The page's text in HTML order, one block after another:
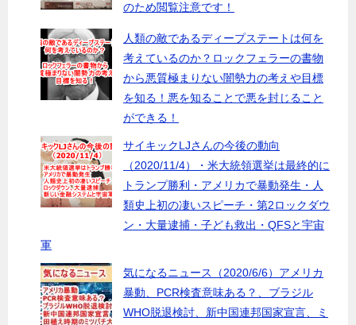
のため閲覧注意です！
人類の敵であるディープステートは何を
考えているのか？ロックフェラーの書物
から悪質極まりない闇勢力の考えや目標
を知る！悪を知ることで悪を封じること
ができる！
サイキックLJさんの今後の動向
（2020/11/4）・米大統領選挙は最終的に
トランプ勝利・アメリカで暴動発生・人
類史上初の凄いスピーチ・第2ロックダウ
ン・大量逮捕・子ども救出・QFSと宇宙
軍
気になるニュース（2020/6/6）アメリカ
暴動、PCR検査意味ある？、ブラジル
WHO脱退検討、新中国連邦国家宣言、ミ